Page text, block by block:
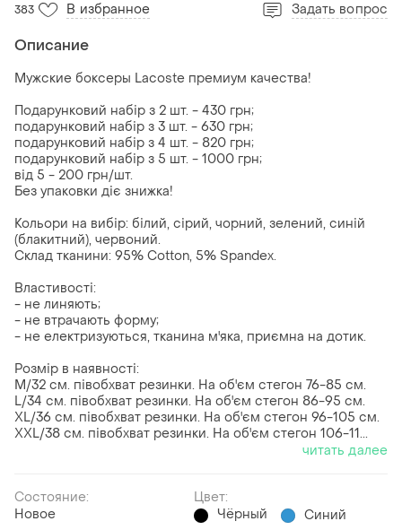
383 В избранное Задать вопрос
Описание
Мужские боксеры Lacoste премиум качества!
Подарунковий набір з 2 шт. - 430 грн;
подарунковий набір з 3 шт. - 630 грн;
подарунковий набір з 4 шт. - 820 грн;
подарунковий набір з 5 шт. - 1000 грн;
від 5 - 200 грн/шт.
Без упаковки діє знижка!
Кольори на вибір: білий, сірий, чорний, зелений, синій
(блакитний), червоний.
Склад тканини: 95% Сotton, 5% Spandex.
Властивості:
- не линяють;
- не втрачають форму;
- не електризуються, тканина м'яка, приємна на дотик.
Розмір в наявності:
M/32 см. півобхват резинки. На об'єм стегон 76-85 см.
L/34 см. півобхват резинки. На об'єм стегон 86-95 см.
XL/36 см. півобхват резинки. На об'єм стегон 96-105 см.
XXL/38 см. півобхват резинки. На об'єм стегон 106-11...
читать далее
Состояние:
Новое
Цвет:
Чёрный
Синий